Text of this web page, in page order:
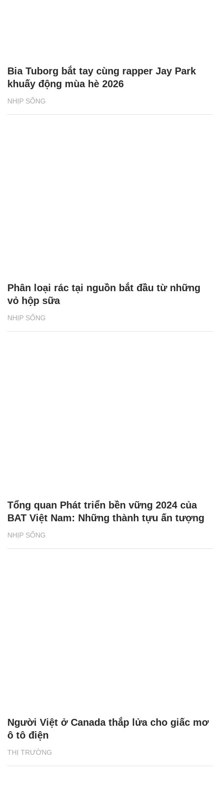
NHỊP SỐNG
Bia Tuborg bắt tay cùng rapper Jay Park
khuấy động mùa hè 2026
NHỊP SỐNG
Phân loại rác tại nguồn bắt đầu từ những
vỏ hộp sữa
NHỊP SỐNG
Tổng quan Phát triển bền vững 2024 của
BAT Việt Nam: Những thành tựu ấn tượng
THỊ TRƯỜNG
Người Việt ở Canada thắp lửa cho giấc mơ
ô tô điện